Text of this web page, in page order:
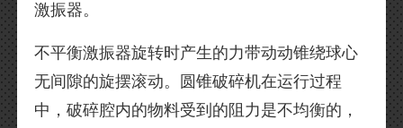
激振器。
不平衡激振器旋转时产生的力带动动锥绕球心
无间隙的旋摆滚动。圆锥破碎机在运行过程
中，破碎腔内的物料受到的阻力是不均衡的，